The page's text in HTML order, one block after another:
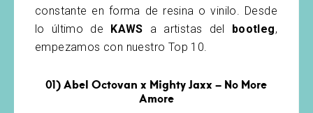
constante en forma de resina o vinilo. Desde
lo último de KAWS a artistas del bootleg,
empezamos con nuestro Top 10.
01) Abel Octovan x Mighty Jaxx – No More
Amore